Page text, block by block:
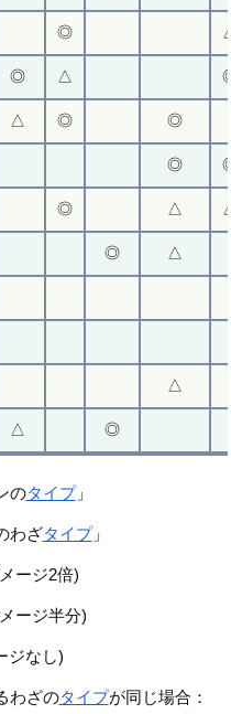
◎
◎ △
△ ◎ ◎
◎
◎ △
◎ △
△
△ ◎
のタイプ」
わざタイプ」
ージ2倍)
ージ半分)
ジなし)
わざのタイプが同じ場合：